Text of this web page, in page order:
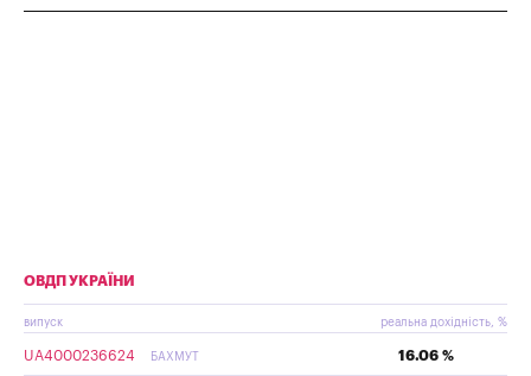
ОВДП УКРАЇНИ
випуск реальна дохідність, %
UA4000236624 БАХМУТ 16.06 %